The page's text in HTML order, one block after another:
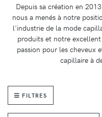
Depuis sa création en
nous a menés à notre
l'industrie de la mode
produits et notre
passion pour les cheveux
capillaire à
FILTRES